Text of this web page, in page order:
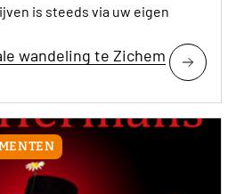
is steeds via uw eigen
wandeling te Zichem